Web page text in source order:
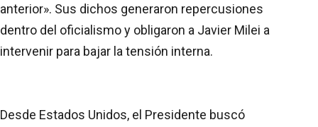
anterior». Sus dichos generaron repercusiones
dentro del oficialismo y obligaron a Javier Milei a
intervenir para bajar la tensión interna.
Desde Estados Unidos, el Presidente buscó